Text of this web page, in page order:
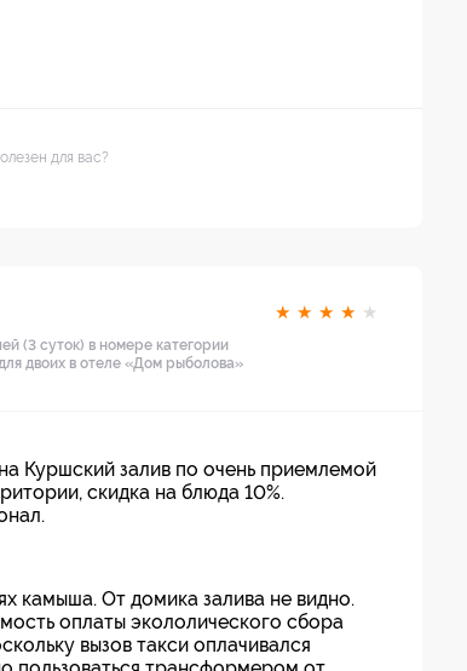
для вас?
★ ★ ★ ★ ★
(3 суток) в номере категории
двоих в отеле «Дом рыболова»
Куршский залив по очень приемлемой
скидка на блюда 10%.
камыша. От домика залива не видно.
оплаты экололического сбора
вызов такси оплачивался